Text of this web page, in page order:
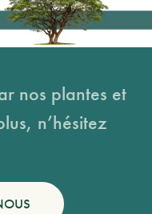
nos plantes et
n’hésitez